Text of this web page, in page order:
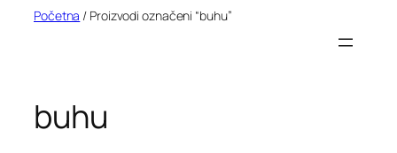
Početna / Proizvodi označeni “buhu”
buhu